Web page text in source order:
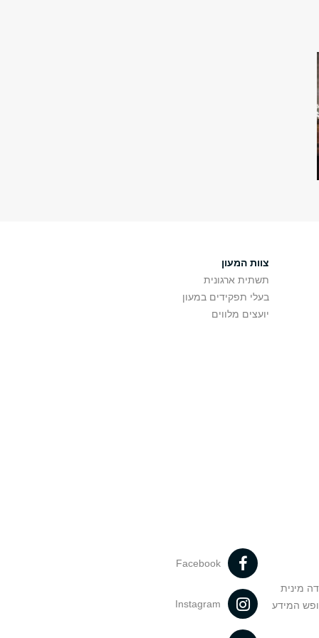
צוות המעון
תשתית ארגונית
בעלי תפקידים במעון
יועצים מלווים
מינית
המידע
Facebook
Instagram